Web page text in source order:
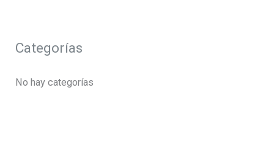
Categorías
No hay categorías